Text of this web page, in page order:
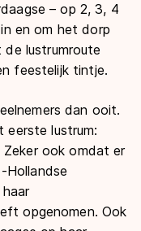
– op 2, 3, 4
en om het dorp
lustrumroute
feestelijk tintje.
dan ooit.
eerste lustrum:
Zeker ook omdat er
opgenomen. Ook